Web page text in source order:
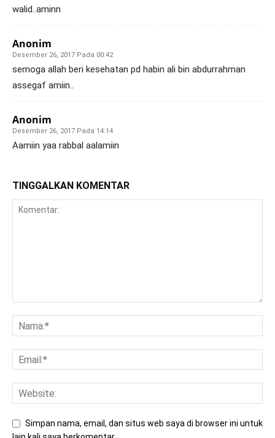
walid..aminn
Anonim
Desember 26, 2017 Pada 00:42
semoga allah beri kesehatan pd habin ali bin abdurrahman
assegaf amiin..
Anonim
Desember 26, 2017 Pada 14:14
Aamiin yaa rabbal aalamiin
TINGGALKAN KOMENTAR
Simpan nama, email, dan situs web saya di browser ini untuk